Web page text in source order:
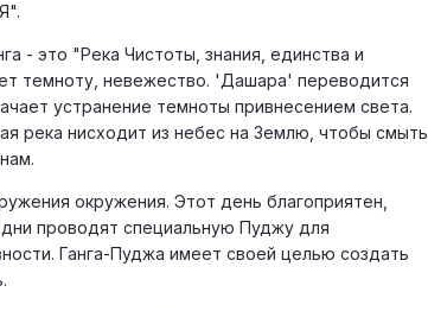
- это "Река Чистоты, знания, единства и
темноту, невежество. 'Дашара' переводится
устранение темноты привнесением света.
река нисходит из небес на Землю, чтобы смыть
окружения. Этот день благоприятен,
проводят специальную Пуджу для
Ганга-Пуджа имеет своей целью создать